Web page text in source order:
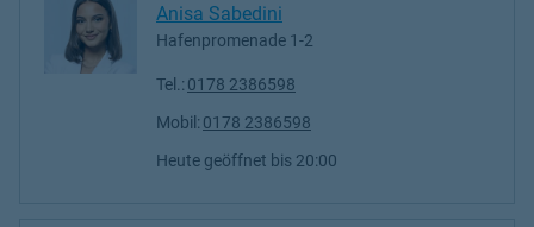
Anisa Sabedini
Hafenpromenade 1-2
Tel.: 0178 2386598
Mobil: 0178 2386598
Heute geöffnet bis 20:00